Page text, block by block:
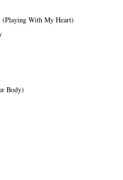
(Playing With My Heart)
Body)